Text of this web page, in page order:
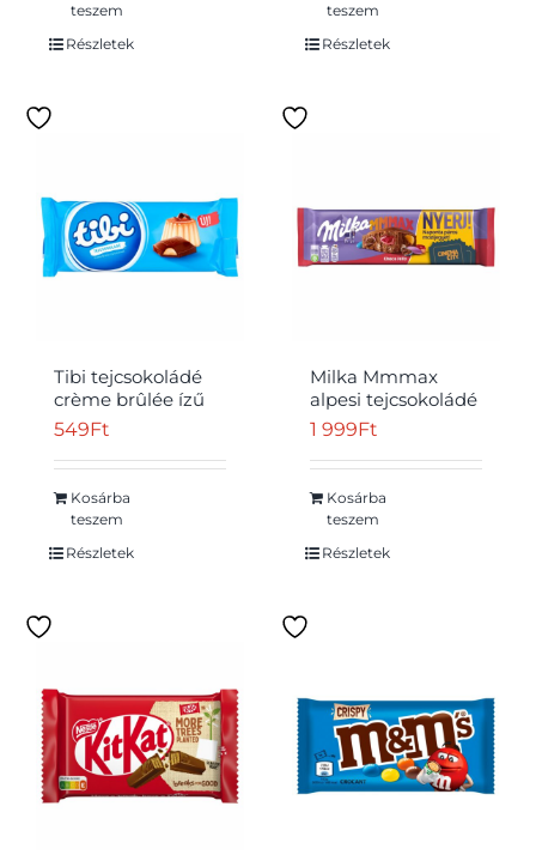
279Ft.
teszem
Részletek
teszem
Részletek
Tibi tejcsokoládé
crème brûlée ízű
krémmel 90 g
549Ft
Kosárba
teszem
Részletek
Milka Mmmax
alpesi tejcsokoládé
meggyes
cukordrazséval és
robbanócukorkával
250 g
1 999Ft
Kosárba
teszem
Részletek